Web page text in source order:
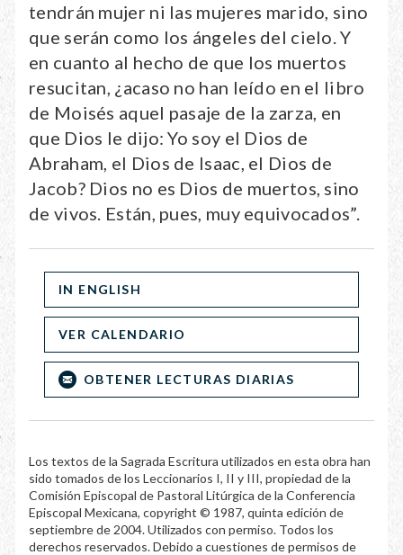
tendrán mujer ni las mujeres marido, sino
que serán como los ángeles del cielo. Y
en cuanto al hecho de que los muertos
resucitan, ¿acaso no han leído en el libro
de Moisés aquel pasaje de la zarza, en
que Dios le dijo: Yo soy el Dios de
Abraham, el Dios de Isaac, el Dios de
Jacob? Dios no es Dios de muertos, sino
de vivos. Están, pues, muy equivocados”.
IN ENGLISH
VER CALENDARIO
OBTENER LECTURAS DIARIAS
Los textos de la Sagrada Escritura utilizados en esta obra han
sido tomados de los Leccionarios I, II y III, propiedad de la
Comisión Episcopal de Pastoral Litúrgica de la Conferencia
Episcopal Mexicana, copyright © 1987, quinta edición de
septiembre de 2004. Utilizados con permiso. Todos los
derechos reservados. Debido a cuestiones de permisos de